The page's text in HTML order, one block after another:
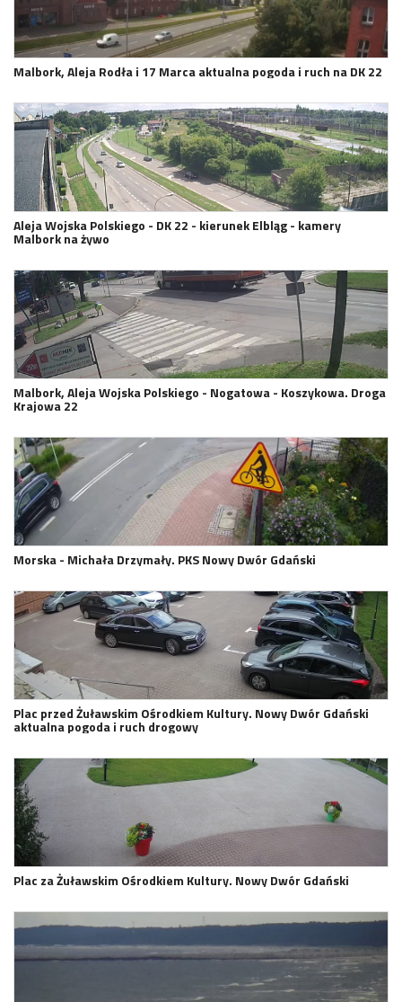
Malbork, Aleja Rodła i 17 Marca aktualna pogoda i ruch na DK 22
Aleja Wojska Polskiego - DK 22 - kierunek Elbląg - kamery
Malbork na żywo
Malbork, Aleja Wojska Polskiego - Nogatowa - Koszykowa. Droga
Krajowa 22
Morska - Michała Drzymały. PKS Nowy Dwór Gdański
Plac przed Żuławskim Ośrodkiem Kultury. Nowy Dwór Gdański
aktualna pogoda i ruch drogowy
Plac za Żuławskim Ośrodkiem Kultury. Nowy Dwór Gdański